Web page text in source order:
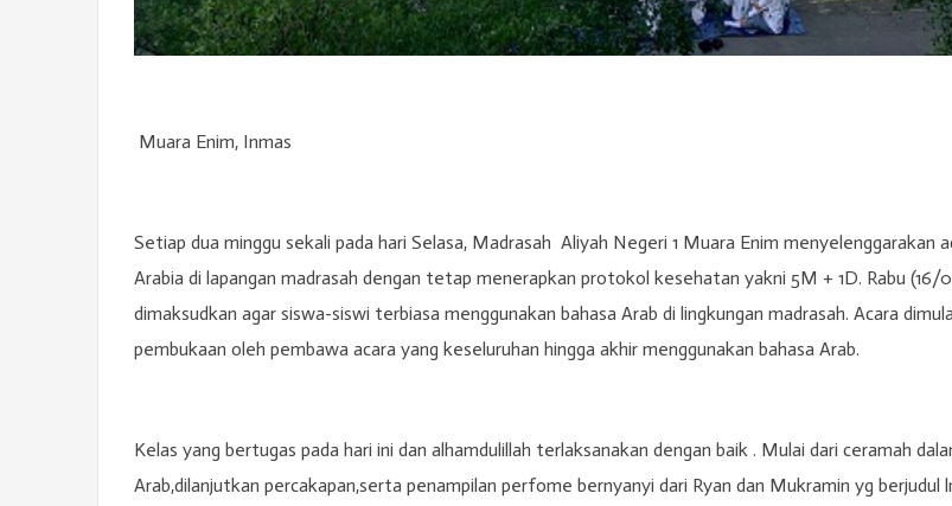
Muara Enim, Inmas
Setiap dua minggu sekali pada hari Selasa, Madrasah Aliyah Negeri 1 Muara Enim menyelenggarakan
Arabia di lapangan madrasah dengan tetap menerapkan protokol kesehatan yakni 5M + 1D. Rabu (16/
dimaksudkan agar siswa-siswi terbiasa menggunakan bahasa Arab di lingkungan madrasah. Acara
pembukaan oleh pembawa acara yang keseluruhan hingga akhir menggunakan bahasa Arab.
Kelas yang bertugas pada hari ini dan alhamdulillah terlaksanakan dengan baik . Mulai dari ceramah
Arab,dilanjutkan percakapan,serta penampilan perfome bernyanyi dari Ryan dan Mukramin yg berjudul